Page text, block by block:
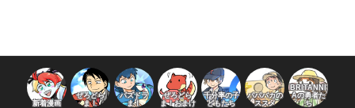
新着漫画
ぜろどら
ま！
パズドラ
ま！
ぜろどら
ま！おまけ
千分率の子
どもたち
パパバカの
ススメ
BRITANNI
Aの勇者た
ち